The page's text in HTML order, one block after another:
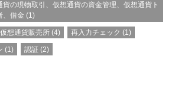
の現物取引、仮想通貨の資金管理、仮想通貨ト
、借金 (1)
仮想通貨販売所(4) 再入力チェック (1)
(1) 認証 (2)